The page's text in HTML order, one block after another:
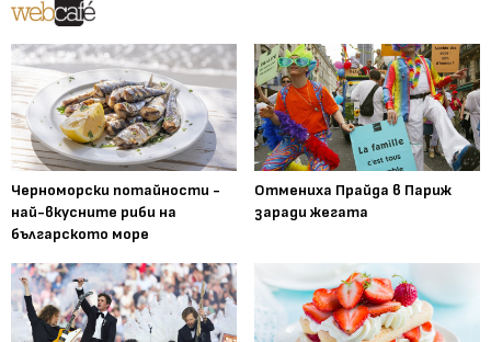
Черноморски потайности -
най-вкусните риби на
българското море
Отмениха Прайда в Париж
заради жегата